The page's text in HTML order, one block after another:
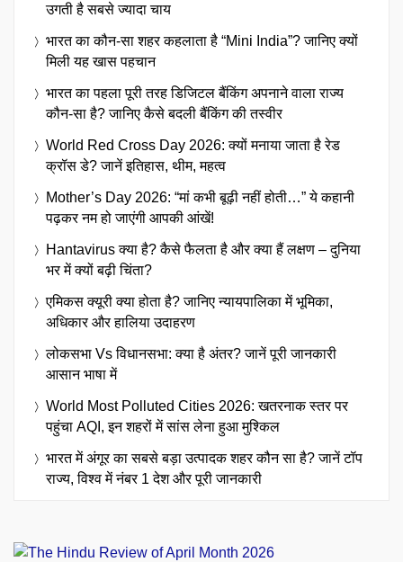
उगती है सबसे ज्यादा चाय
भारत का कौन-सा शहर कहलाता है “Mini India”? जानिए क्यों
मिली यह खास पहचान
भारत का पहला पूरी तरह डिजिटल बैंकिंग अपनाने वाला राज्य
कौन-सा है? जानिए कैसे बदली बैंकिंग की तस्वीर
World Red Cross Day 2026: क्यों मनाया जाता है रेड
क्रॉस डे? जानें इतिहास, थीम, महत्व
Mother’s Day 2026: “मां कभी बूढ़ी नहीं होती…” ये कहानी
पढ़कर नम हो जाएंगी आपकी आंखें!
Hantavirus क्या है? कैसे फैलता है और क्या हैं लक्षण – दुनिया
भर में क्यों बढ़ी चिंता?
एमिकस क्यूरी क्या होता है? जानिए न्यायपालिका में भूमिका,
अधिकार और हालिया उदाहरण
लोकसभा Vs विधानसभा: क्या है अंतर? जानें पूरी जानकारी
आसान भाषा में
World Most Polluted Cities 2026: खतरनाक स्तर पर
पहुंचा AQI, इन शहरों में सांस लेना हुआ मुश्किल
भारत में अंगूर का सबसे बड़ा उत्पादक शहर कौन सा है? जानें टॉप
राज्य, विश्व में नंबर 1 देश और पूरी जानकारी